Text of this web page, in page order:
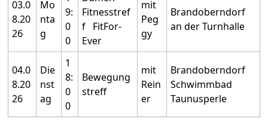
03.0
8.20
26
Mo
nta
g
9:
0
0
Fitnesstref
f FitFor-
Ever
mit
Peg
gy
Brandoberndorf
an der Turnhalle
04.0
8.20
26
Die
nst
ag
1
8:
0
0
Bewegung
streff
mit
Rein
er
Brandoberndorf
Schwimmbad
Taunusperle